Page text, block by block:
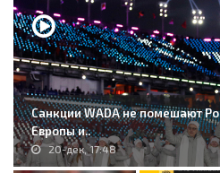
Санкции WADA не помешают
Европы и..
20-дек, 17:48